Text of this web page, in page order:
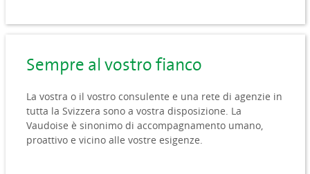
Sempre al vostro fianco
La vostra o il vostro consulente e una rete di agenzie in
tutta la Svizzera sono a vostra disposizione. La
Vaudoise è sinonimo di accompagnamento umano,
proattivo e vicino alle vostre esigenze.